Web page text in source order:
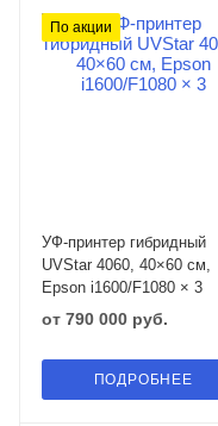
По акции
УФ-принтер гибридный
UVStar 4060, 40×60 см,
Epson i1600/F1080 × 3
от 790 000 руб.
ПОДРОБНЕЕ